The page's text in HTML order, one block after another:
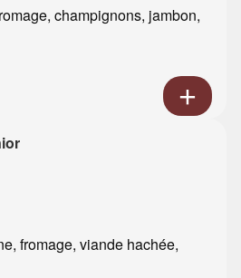
champignons, jambon,
fromage, viande hachée,